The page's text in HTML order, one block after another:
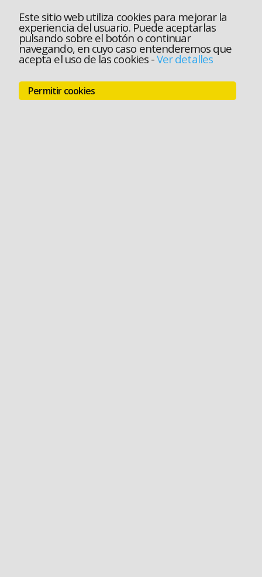
Este sitio web utiliza cookies para mejorar la
experiencia del usuario. Puede aceptarlas
pulsando sobre el botón o continuar
navegando, en cuyo caso entenderemos que
acepta el uso de las cookies-Ver detalles
Permitir cookies